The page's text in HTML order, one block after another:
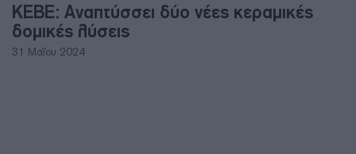
ΚΕΒΕ: Αναπτύσσει δύο νέες κεραμικές
δομικές λύσεις
31 Μαΐου 2024